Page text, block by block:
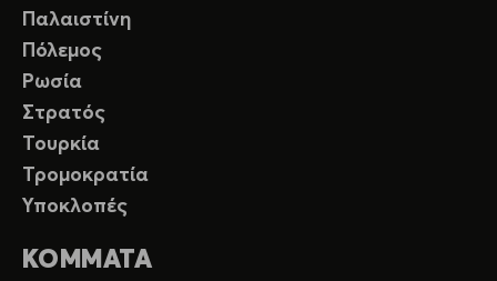
Παλαιστίνη
Πόλεμος
Ρωσία
Στρατός
Τουρκία
Τρομοκρατία
Υποκλοπές
ΚΟΜΜΑΤΑ